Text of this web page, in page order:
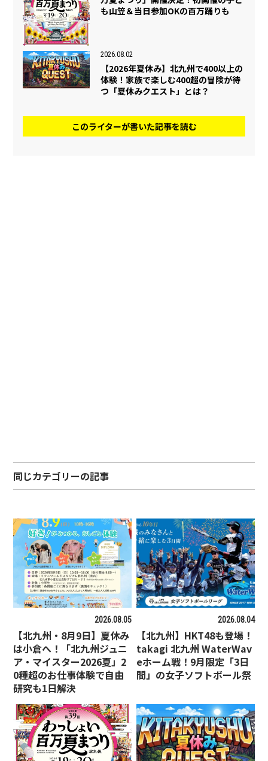
も山笠＆当日参加OKの百万踊りも
2026.08.02
【2026年夏休み】北九州で400以上の
体験！家族で楽しむ400超の冒険が待
つ「夏休みクエスト」とは？
このライターが書いた記事を読む
同じカテゴリーの記事
2026.08.05
【北九州・8月9日】夏休み
は小倉へ！「北九州ジュニ
ア・マイスター2026夏」2
0種超のお仕事体験で自由
研究も1日解決
2026.08.04
【北九州】HKT48も登場！
takagi 北九州 WaterWav
eホーム戦！9月限定「3日
間」の女子ソフトボール祭